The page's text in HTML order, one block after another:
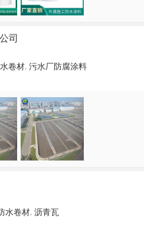
司
卷材,污水厂防腐涂料
水卷材,沥青瓦